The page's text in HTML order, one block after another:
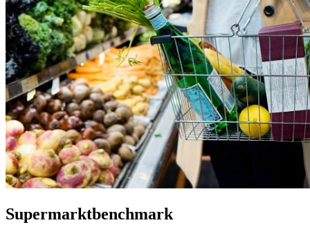
Supermarktbenchmark